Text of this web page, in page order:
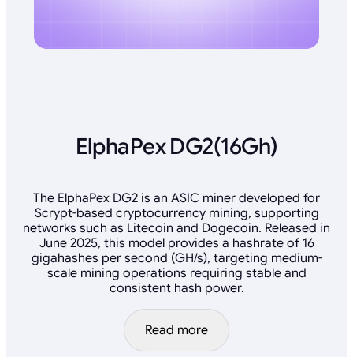
ElphaPex DG2(16Gh)
The ElphaPex DG2 is an ASIC miner developed for
Scrypt-based cryptocurrency mining, supporting
networks such as Litecoin and Dogecoin. Released in
June 2025, this model provides a hashrate of 16
gigahashes per second (GH/s), targeting medium-
scale mining operations requiring stable and
consistent hash power.
Read more